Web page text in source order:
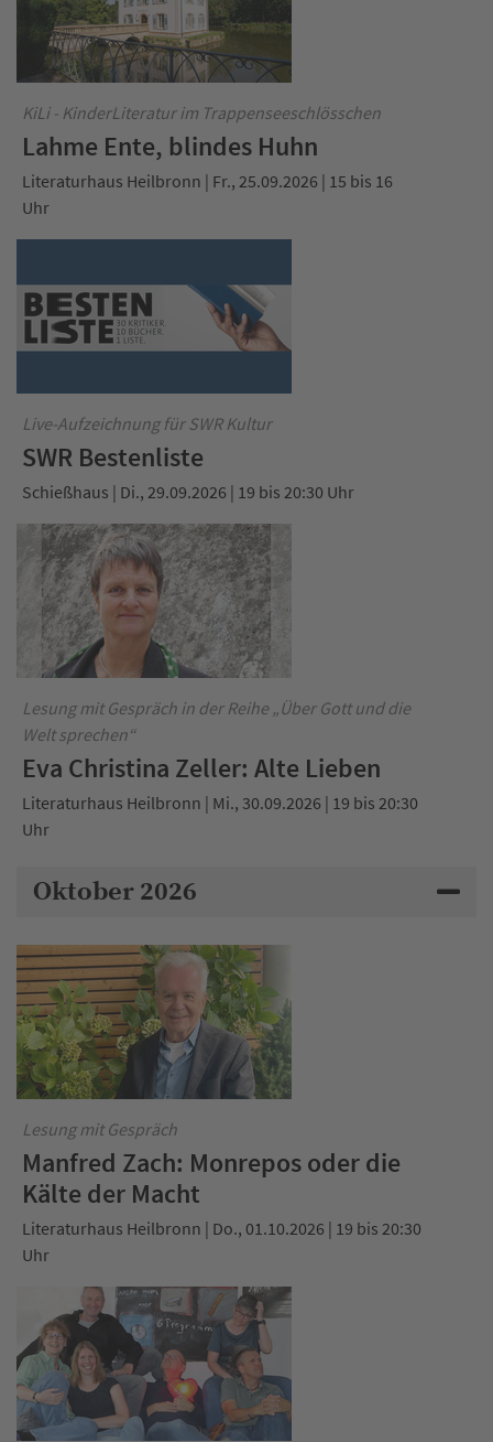
KiLi - KinderLiteratur im Trappenseeschlösschen
Lahme Ente, blindes Huhn
Literaturhaus Heilbronn | Fr., 25.09.2026 | 15 bis 16
Uhr
Live-Aufzeichnung für SWR Kultur
SWR Bestenliste
Schießhaus | Di., 29.09.2026 | 19 bis 20:30 Uhr
Lesung mit Gespräch in der Reihe „Über Gott und die
Welt sprechen“
Eva Christina Zeller: Alte Lieben
Literaturhaus Heilbronn | Mi., 30.09.2026 | 19 bis 20:30
Uhr
Oktober 2026
Lesung mit Gespräch
Manfred Zach: Monrepos oder die
Kälte der Macht
Literaturhaus Heilbronn | Do., 01.10.2026 | 19 bis 20:30
Uhr